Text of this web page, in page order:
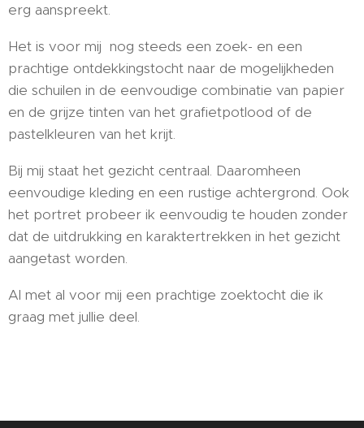
erg aanspreekt.
Het is voor mij nog steeds een zoek- en een
prachtige ontdekkingstocht naar de mogelijkheden
die schuilen in de eenvoudige combinatie van papier
en de grijze tinten van het grafietpotlood of de
pastelkleuren van het krijt.
Bij mij staat het gezicht centraal. Daaromheen
eenvoudige kleding en een rustige achtergrond. Ook
het portret probeer ik eenvoudig te houden zonder
dat de uitdrukking en karaktertrekken in het gezicht
aangetast worden.
Al met al voor mij een prachtige zoektocht die ik
graag met jullie deel.